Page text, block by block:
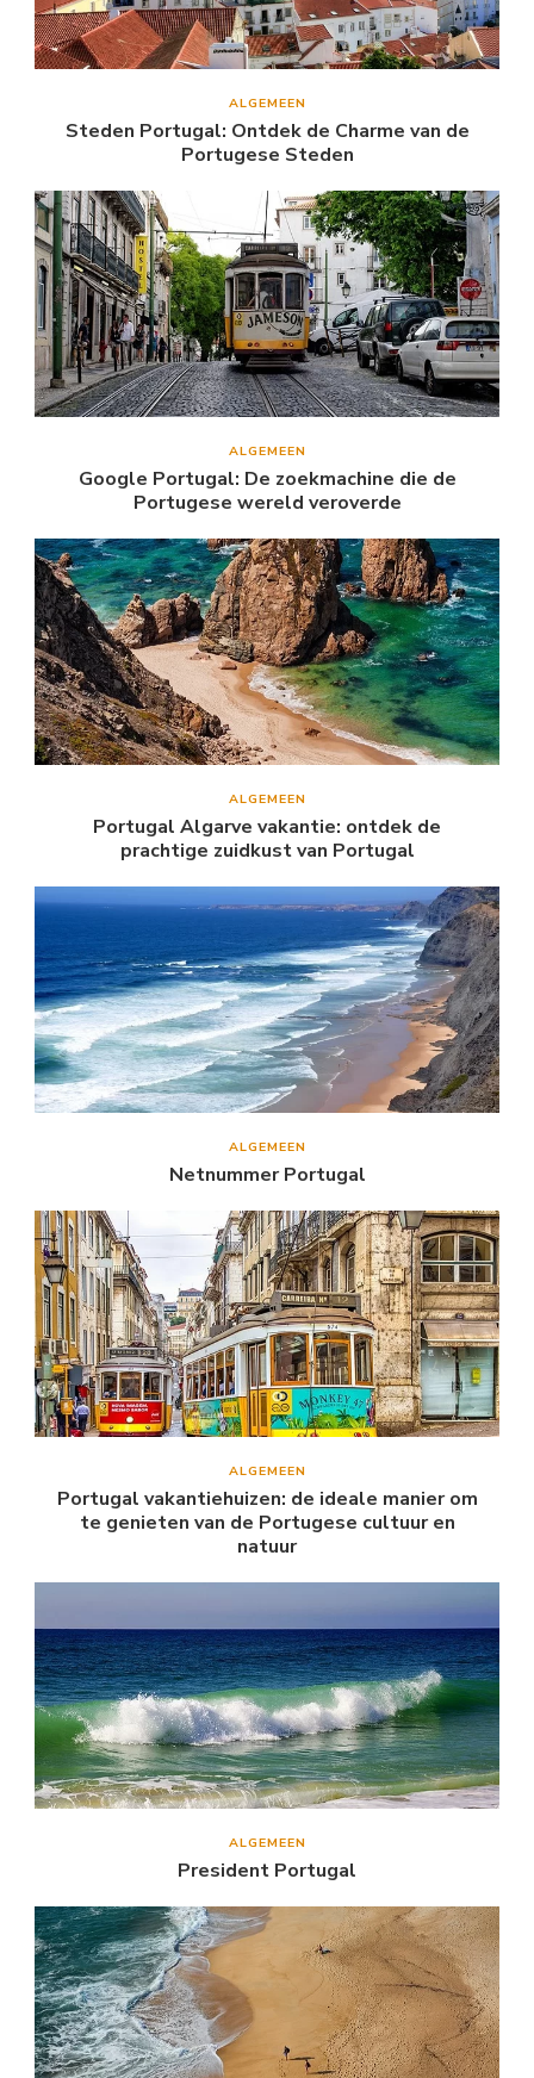
ALGEMEEN
Steden Portugal: Ontdek de Charme van de
Portugese Steden
ALGEMEEN
Google Portugal: De zoekmachine die de
Portugese wereld veroverde
ALGEMEEN
Portugal Algarve vakantie: ontdek de
prachtige zuidkust van Portugal
ALGEMEEN
Netnummer Portugal
ALGEMEEN
Portugal vakantiehuizen: de ideale manier om
te genieten van de Portugese cultuur en
natuur
ALGEMEEN
President Portugal